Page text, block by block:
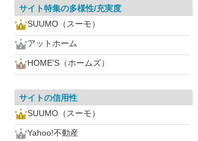
サイト特集の多様性/充実度
SUUMO（スーモ）
アットホーム
HOME'S（ホームズ）
サイトの信用性
SUUMO（スーモ）
Yahoo!不動産